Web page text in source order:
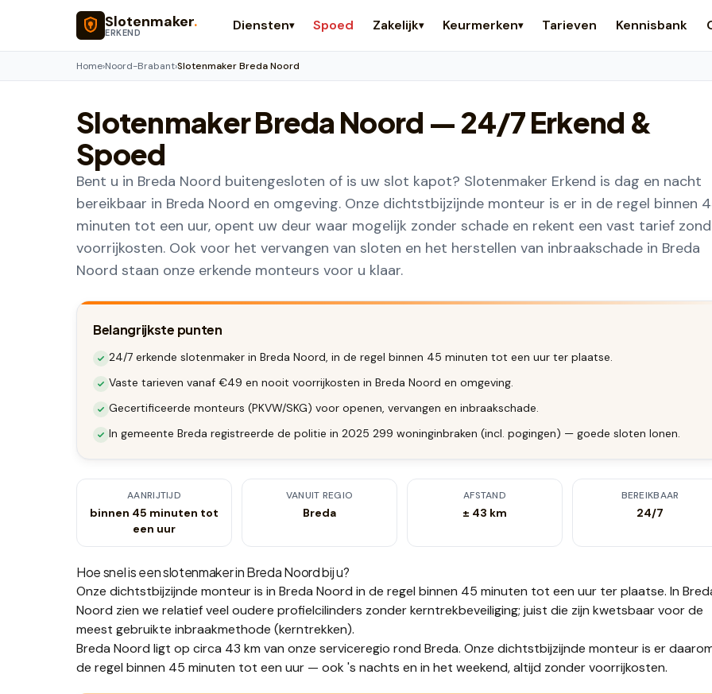
Naar hoofdinhoud
Slotenmaker.
ERKEND Diensten▾ Spoed Zakelijk▾ Keurmerken▾ Tarieven Kennisbank
Home›Noord-Brabant›Slotenmaker Breda Noord
SlotenmakerBreda Noord — 24/7 Erkend &
Spoed
Bent u in Breda Noord buitengesloten of is uw slot kapot? Slotenmaker Erkend is dag en nacht
bereikbaar in Breda Noord en omgeving. Onze dichtstbijzijnde monteur is er in de regel binnen
minuten tot een uur, opent uw deur waar mogelijk zonder schade en rekent een vast tarief
voorrijkosten. Ook voor het vervangen van sloten en het herstellen van inbraakschade in Breda
Noord staan onze erkende monteurs voor u klaar.
Belangrijkste punten
24/7 erkende slotenmaker in Breda Noord, in de regel binnen 45 minuten tot een uur ter plaatse.
Vaste tarieven vanaf €49 en nooit voorrijkosten in Breda Noord en omgeving.
Gecertificeerde monteurs (PKVW/SKG) voor openen, vervangen en inbraakschade.
In gemeente Breda registreerde de politie in 2025 299 woninginbraken (incl. pogingen) — goede sloten lonen.
AANRIJTIJD
binnen 45 minuten tot
een uur
VANUIT REGIO
Breda
AFSTAND
± 43 km
BEREIKBAAR
24/7
Hoe snel is een slotenmaker inBreda Noordbij u?
Onze dichtstbijzijnde monteur is in Breda Noord in de regel binnen 45 minuten tot een uur ter plaatse. In
Noord zien we relatief veel oudere profielcilinders zonder kerntrekbeveiliging; juist die zijn kwetsbaar voor de
meest gebruikte inbraakmethode (kerntrekken).
Breda Noord ligt op circa 43 km van onze serviceregio rond Breda. Onze dichtstbijzijnde monteur is er
de regel binnen 45 minuten tot een uur — ook 's nachts en in het weekend, altijd zonder voorrijkosten.